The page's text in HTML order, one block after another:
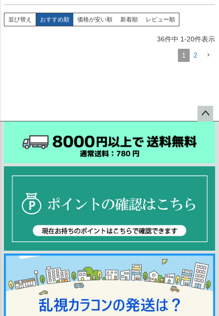
並び替え おすすめ順 価格が安い順 新着順 レビュー順
36件中 1-20件表示
1 2